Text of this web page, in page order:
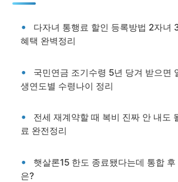
다자녀 통행료 할인 등록방법 2자녀
혜택 완벽정리
국민연금 조기수령 5년 당겨 받으면
생연도별 수령나이 정리
전세 재계약할 때 복비 진짜 안 내도
료 완전정리
햇살론15 한도 종료됐다는데 통합
은?